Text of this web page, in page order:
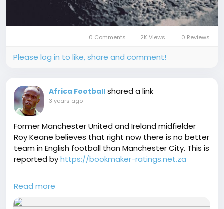
0 Comments 2K Views 0 Reviews
Please log in to like, share and comment!
Africa Football shared a link
3 years ago-
Former Manchester United and Ireland midfielder
Roy Keane believes that right now there is no better
team in English football than Manchester City. This is
reported byhttps://bookmaker-ratings.net.za
"They're great, there's no doubt about that, but
other teams need to sort themselves out, that's
the thing. I still don't see a better team than
Read more